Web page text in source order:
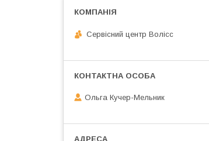
Сервісний центр Волісс
Ольга Кучер-Мельник